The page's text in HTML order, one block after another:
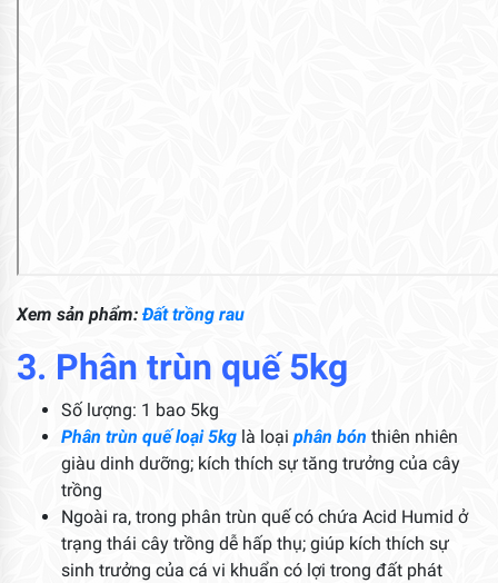
Xem sản phẩm: Đất trồng rau
3. Phân trùn quế 5kg
Số lượng: 1 bao 5kg
Phân trùn quế loại 5kg là loại phân bón thiên nhiên
giàu dinh dưỡng; kích thích sự tăng trưởng của cây
trồng
Ngoài ra, trong phân trùn quế có chứa Acid Humid ở
trạng thái cây trồng dễ hấp thụ; giúp kích thích sự
sinh trưởng của cá vi khuẩn có lợi trong đất phát